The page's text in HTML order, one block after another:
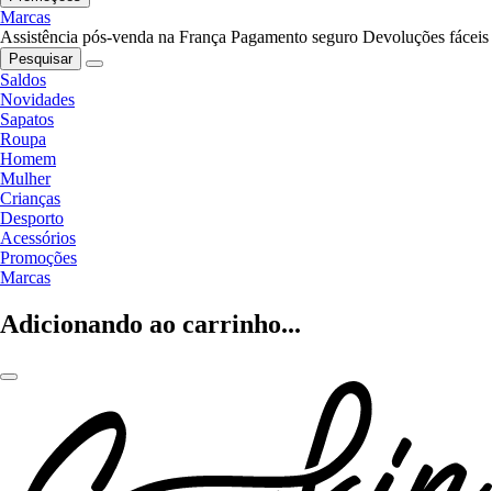
Marcas
Assistência pós-venda na França Pagamento seguro Devoluções fáceis
Pesquisar
Saldos
Novidades
Sapatos
Roupa
Homem
Mulher
Crianças
Desporto
Acessórios
Promoções
Marcas
Adicionando ao carrinho...